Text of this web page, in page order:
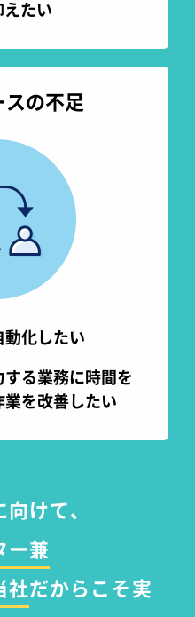
たい
スの不足
動化したい
る業務に時間を
を改善したい
けて、
ー兼
社だからこそ実